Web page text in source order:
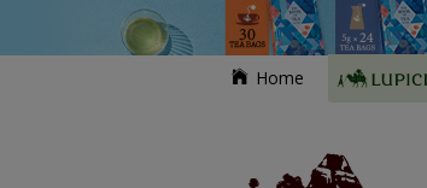
Home